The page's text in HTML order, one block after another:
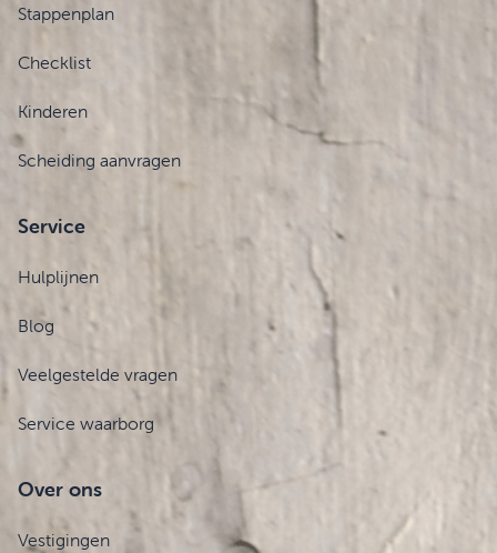
Stappenplan
Checklist
Kinderen
Scheiding aanvragen
Service
Hulplijnen
Blog
Veelgestelde vragen
Service waarborg
Over ons
Vestigingen